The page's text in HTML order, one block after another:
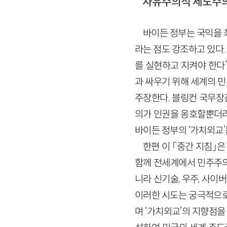
바이든 정부는 국익을
라는 점도 강조하고 있다.
를 실현하고 지켜야 한
과 싸우기 위해 세계의
주장한다. 블링컨 국무
의가 인권을 옹호할뿐더
바이든 정부의 ‘가치외
한편 이 「중간 지침
함께 전세계에서 민주주
니라 신기술, 우주, 사이
이러한 시도는 궁극적으
며 ‘가치외교’의 지향점